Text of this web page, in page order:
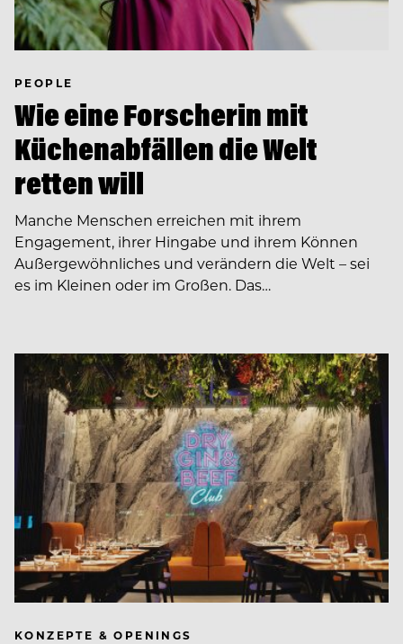
PEOPLE
Wie eine Forscherin mit
Küchenabfällen die Welt
retten will
Manche Menschen erreichen mit ihrem
Engagement, ihrer Hingabe und ihrem Können
Außergewöhnliches und verändern die Welt – sei
es im Kleinen oder im Großen. Das…
KONZEPTE & OPENINGS